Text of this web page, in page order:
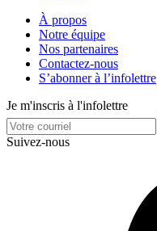
À propos
Notre équipe
Nos partenaires
Contactez-nous
S’abonner à l’infolettre
Je m'inscris à l'infolettre
Suivez-nous